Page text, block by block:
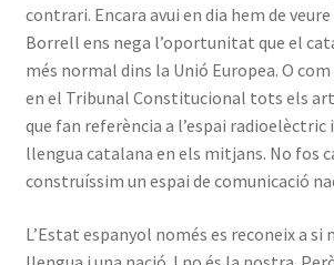
contrari. Encara avui en dia hem de veure
Borrell ens nega l’oportunitat que el
més normal dins la Unió Europea. O
en el Tribunal Constitucional tots els
que fan referència a l’espai radioelèctric i
llengua catalana en els mitjans. No fos
construíssim un espai de comunicació
L’Estat espanyol només es reconeix a si